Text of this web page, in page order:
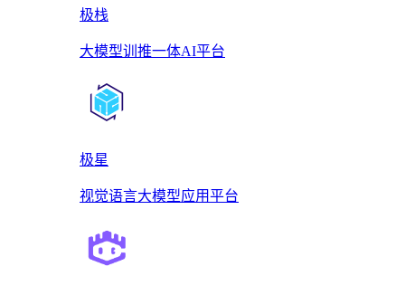
极栈
大模型训推一体AI平台
极星
视觉语言大模型应用平台